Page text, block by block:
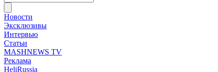
Новости
Эксклюзивы
Интервью
Статьи
MASHNEWS TV
Реклама
HeliRussia